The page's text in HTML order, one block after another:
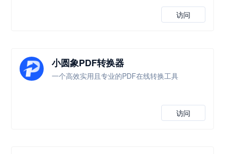
访问
小圆象PDF转换器
一个高效实用且专业的PDF在线转换工具
访问